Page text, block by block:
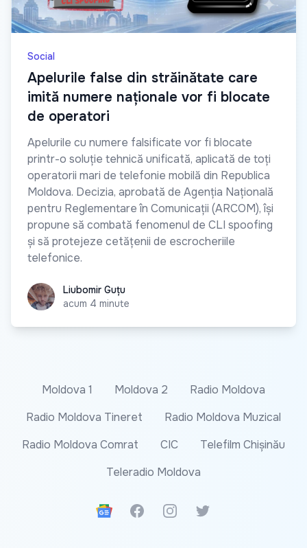
Social
Apelurile false din străinătate care
imită numere naționale vor fi blocate
de operatori
Apelurile cu numere falsificate vor fi blocate
printr-o soluție tehnică unificată, aplicată de toți
operatorii mari de telefonie mobilă din Republica
Moldova. Decizia, aprobată de Agenția Națională
pentru Reglementare în Comunicații (ARCOM), își
propune să combată fenomenul de CLI spoofing
și să protejeze cetățenii de escrocheriile
telefonice.
Liubomir Guțu
Liubomir Guțu
acum 4 minute
Moldova 1 Moldova 2
Radio Moldova
Radio Moldova Tineret
Radio Moldova Muzical
Radio Moldova Comrat
CIC
Telefilm Chișinău
Teleradio Moldova
Google News
FacebookInstagramTwitter